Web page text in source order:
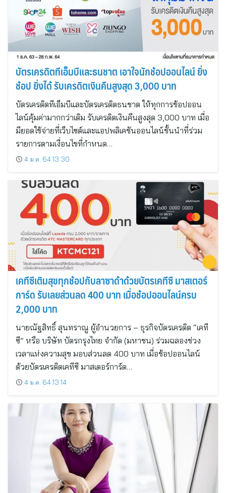
บัตรเครดิตทีเอ็มบีและธนชาต เอาใจนักช้อปออนไลน์ ยิ่ง
ช้อป ยิ่งได้ รับเครดิตเงินคืนสูงสุด 3,000 บาท
บัตรเครดิตทีเอ็มบีและบัตรเครดิตธนชาต ให้ทุกการช้อปออน
ไลน์คุ้มค่ามากกว่าเดิม รับเครดิตเงินคืนสูงสุด 3,000 บาท เมื่อ
มียอดใช้จ่ายที่เว็บไซต์และแอปพลิเคชันออนไลน์ชั้นนำที่ร่วม
รายการตามเงื่อนไขที่กำหนด…
4 ม.ค. 64 13:30
เคทีซีเติมสุขทุกช้อปกับลาซาด้าด้วยบัตรเคทีซี มาสเตอร์
การ์ด รับเลยส่วนลด 400 บาท เมื่อช้อปออนไลน์ครบ
2,000 บาท
นายณัฐสิทธิ์ สุนทราณู ผู้อำนวยการ – ธุรกิจบัตรเครดิต “เคที
ซี” หรือ บริษัท บัตรกรุงไทย จำกัด (มหาชน) ร่วมฉลองช่วง
เวลาแห่งความสุข มอบส่วนลด 400 บาท เมื่อช้อปออนไลน์
ด้วยบัตรเครดิตเคทีซี มาสเตอร์การ์ด…
4 ม.ค. 64 13:14